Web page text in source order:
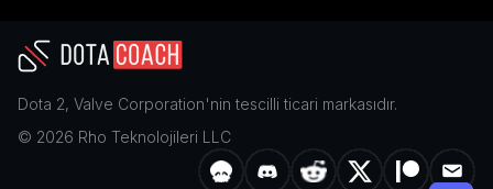
Dota 2, Valve Corporation'nin tescilli ticari markasıdır.
© 2026 Rho Teknolojileri LLC